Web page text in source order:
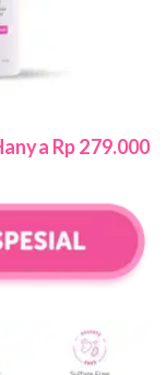
Rp 279.000